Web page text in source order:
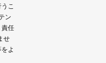
こ
ン
任
せ
よ